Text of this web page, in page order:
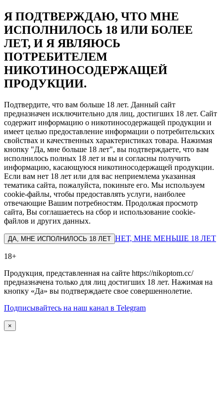
Я ПОДТВЕРЖДАЮ, ЧТО МНЕ
ИСПОЛНИЛОСЬ 18 ИЛИ БОЛЕЕ
ЛЕТ, И Я ЯВЛЯЮСЬ
ПОТРЕБИТЕЛЕМ
НИКОТИНОСОДЕРЖАЩЕЙ
ПРОДУКЦИИ.
Подтвердите, что вам больше 18 лет. Данный сайт
предназначен исключительно для лиц, достигших 18 лет. Сайт
содержит информацию о никотиносодержащей продукции и
имеет целью предоставление информации о потребительских
свойствах и качественных характеристиках товара. Нажимая
кнопку "Да, мне больше 18 лет", вы подтверждаете, что вам
исполнилось полных 18 лет и вы и согласны получить
информацию, касающуюся никотиносодержащей продукции.
Если вам нет 18 лет или для вас неприемлема указанная
тематика сайта, пожалуйста, покиньте его. Мы используем
cookie-файлы, чтобы предоставлять услуги, наиболее
отвечающие Вашим потребностям. Продолжая просмотр
сайта, Вы соглашаетесь на сбор и использование cookie-
файлов и других данных.
ДА, МНЕ ИСПОЛНИЛОСЬ 18 ЛЕТ НЕТ, МНЕ МЕНЬШЕ 18 ЛЕТ
18+
Продукция, представленная на сайте https://nikoptom.cc/
предназначена только для лиц достигших 18 лет. Нажимая на
кнопку «Да» вы подтверждаете свое совершеннолетие.
Подписывайтесь на наш канал в Telegram
×